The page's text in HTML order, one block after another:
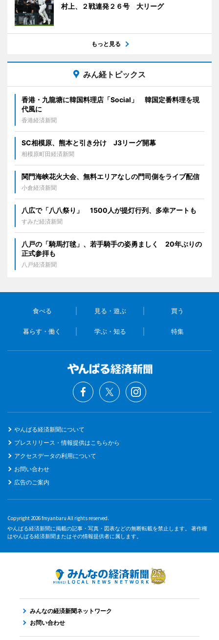
村上、２戦連発２６号 大リーグ
もっと見る
みん経トピックス
香港・九龍塘に韓国料理店「Social」 韓国定番料理を現
代風に
香港経済新聞
SC相模原、熊本と引き分け J3リーグ開幕
相模原町田経済新聞
関門海峡花火大会、無料エリアなしの門司側をライブ配信
小倉経済新聞
八広で「八八祭り」 1500人が提灯行列、多幸アートも
すみだ経済新聞
八戸の「騎馬打毬」、若手騎手の姿勇ましく 20年ぶりの
正式参拝も
八戸経済新聞
食べる 見る・遊ぶ 買う
暮らす・働く 学ぶ・知る 特集
やんばる経済新聞について
プレスリリース・情報提供はこちらから
アクセスデータの利用について
お問い合わせ
広告のご案内
Copyright 2026 fmyanbaru All rights reserved.
やんばる経済新聞に掲載の記事・写真・図表などの無断転載を禁止します。 著作権
はやんばる経済新聞またはその情報提供者に属します。
みんなの経済新聞ネットワーク
お問い合わせ